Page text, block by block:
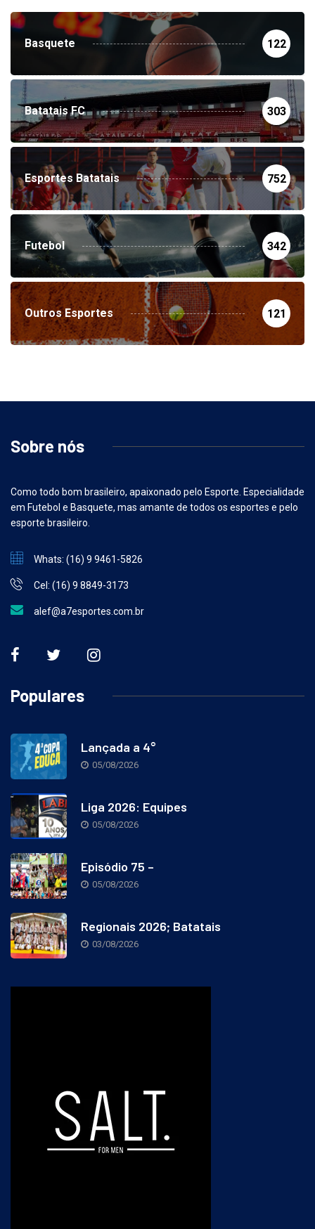
Basquete 122
Batatais FC 303
Esportes Batatais 752
Futebol 342
Outros Esportes 121
Sobre nós
Como todo bom brasileiro, apaixonado pelo Esporte. Especialidade
em Futebol e Basquete, mas amante de todos os esportes e pelo
esporte brasileiro.
Whats: (16) 9 9461-5826
Cel: (16) 9 8849-3173
alef@a7esportes.com.br
Populares
Lançada a 4°
05/08/2026
Liga 2026: Equipes
05/08/2026
Episódio 75 –
05/08/2026
Regionais 2026; Batatais
03/08/2026